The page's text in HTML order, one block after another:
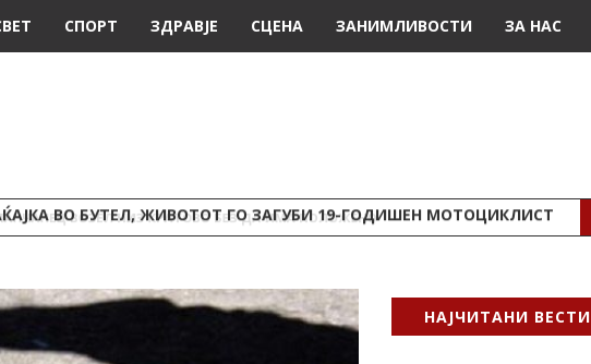
СПОРТ ЗДРАВЈЕ СЦЕНА ЗАНИМЛИВОСТИ ЗА НАС
ВО БУТЕЛ, ЖИВОТОТ ГО ЗАГУБИ 19-ГОДИШЕН МОТОЦИКЛИСТ
НАЈЧИТАНИ ВЕСТИ